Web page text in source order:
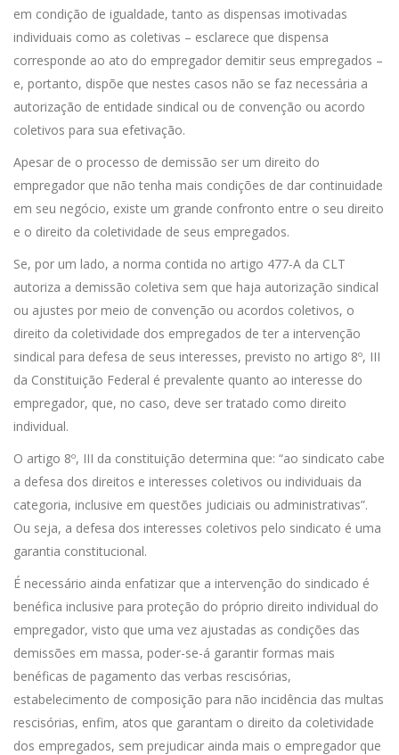
em condição de igualdade, tanto as dispensas imotivadas
individuais como as coletivas – esclarece que dispensa
corresponde ao ato do empregador demitir seus empregados –
e, portanto, dispõe que nestes casos não se faz necessária a
autorização de entidade sindical ou de convenção ou acordo
coletivos para sua efetivação.
Apesar de o processo de demissão ser um direito do
empregador que não tenha mais condições de dar continuidade
em seu negócio, existe um grande confronto entre o seu direito
e o direito da coletividade de seus empregados.
Se, por um lado, a norma contida no artigo 477-A da CLT
autoriza a demissão coletiva sem que haja autorização sindical
ou ajustes por meio de convenção ou acordos coletivos, o
direito da coletividade dos empregados de ter a intervenção
sindical para defesa de seus interesses, previsto no artigo 8º, III
da Constituição Federal é prevalente quanto ao interesse do
empregador, que, no caso, deve ser tratado como direito
individual.
O artigo 8º, III da constituição determina que: “ao sindicato cabe
a defesa dos direitos e interesses coletivos ou individuais da
categoria, inclusive em questões judiciais ou administrativas”.
Ou seja, a defesa dos interesses coletivos pelo sindicato é uma
garantia constitucional.
É necessário ainda enfatizar que a intervenção do sindicado é
benéfica inclusive para proteção do próprio direito individual do
empregador, visto que uma vez ajustadas as condições das
demissões em massa, poder-se-á garantir formas mais
benéficas de pagamento das verbas rescisórias,
estabelecimento de composição para não incidência das multas
rescisórias, enfim, atos que garantam o direito da coletividade
dos empregados, sem prejudicar ainda mais o empregador que